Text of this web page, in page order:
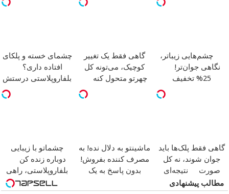
چشم‌هایی زیباتر،
نگاهی جوان‌تر!
25% تخفیف
گاهی فقط یک تغییر
کوچیک، می‌تونه کل
چهرتو متحول کنه
چشمای خسته و پلکای
افتاده داری؟
بلفاروپلاستی درستش
گاهی فقط پلک‌ها باید
جوان شوند، نه کل
صورت
نتیجه‌ای
طبیعی
ماشینتو به دلال نده! به
مصرف کننده بفروش!
بدون پاسخ به یک
چشماتو با زیبایی
دوباره زنده کن
بلفاروپلاستی، راهی
برای جوان‌تر شدن
مطالب پیشنهادی